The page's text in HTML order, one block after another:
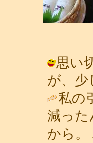
思い
が、少
私の
減っ
から。